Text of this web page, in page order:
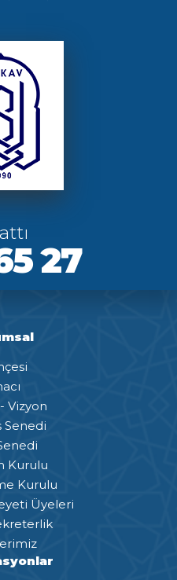
27
Vizyon
Senedi
Kurulu
Kurulu
Üyeleri